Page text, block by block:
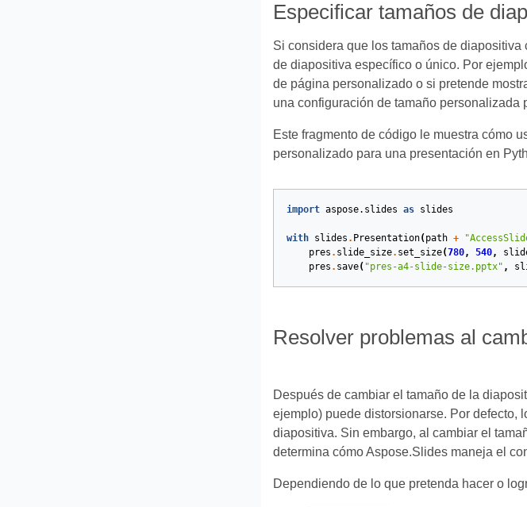
Especificar tamaños de
Si considera que los tamaños de
de diapositiva específico o único. Por
de página personalizado o si pretende
una configuración de tamaño personalizada
Este fragmento de código le muestra cómo
personalizado para una presentación en
import aspose.slides as slides
with slides . Presentation( path +
pres . slide_size. set_size(780, 540,
pres . save( "pres-a4-slide-size.pptx" ,
Resolver problemas al
Después de cambiar el tamaño de la
ejemplo) puede distorsionarse. Por defecto,
diapositiva. Sin embargo, al cambiar el
determina cómo Aspose.Slides maneja el
Dependiendo de lo que pretenda hacer o